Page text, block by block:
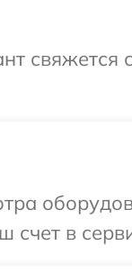
счет в